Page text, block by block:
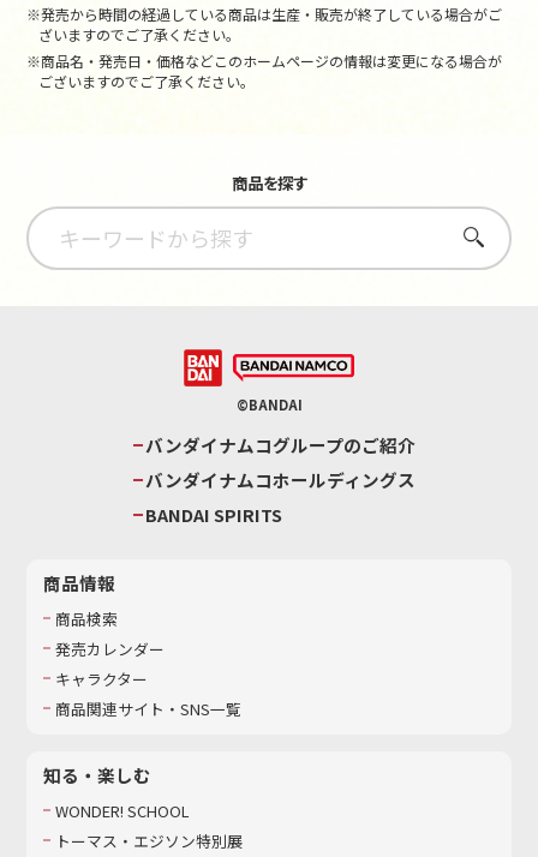
※発売から時間の経過している商品は生産・販売が終了している場合がご
ざいますのでご了承ください。
※商品名・発売日・価格などこのホームページの情報は変更になる場合が
ございますのでご了承ください。
商品を探す
さがす
©BANDAI
バンダイナムコグループのご紹介
バンダイナムコホールディングス
BANDAI SPIRITS
商品情報
商品検索
発売カレンダー
キャラクター
商品関連サイト・SNS一覧
知る・楽しむ
WONDER! SCHOOL
トーマス・エジソン特別展